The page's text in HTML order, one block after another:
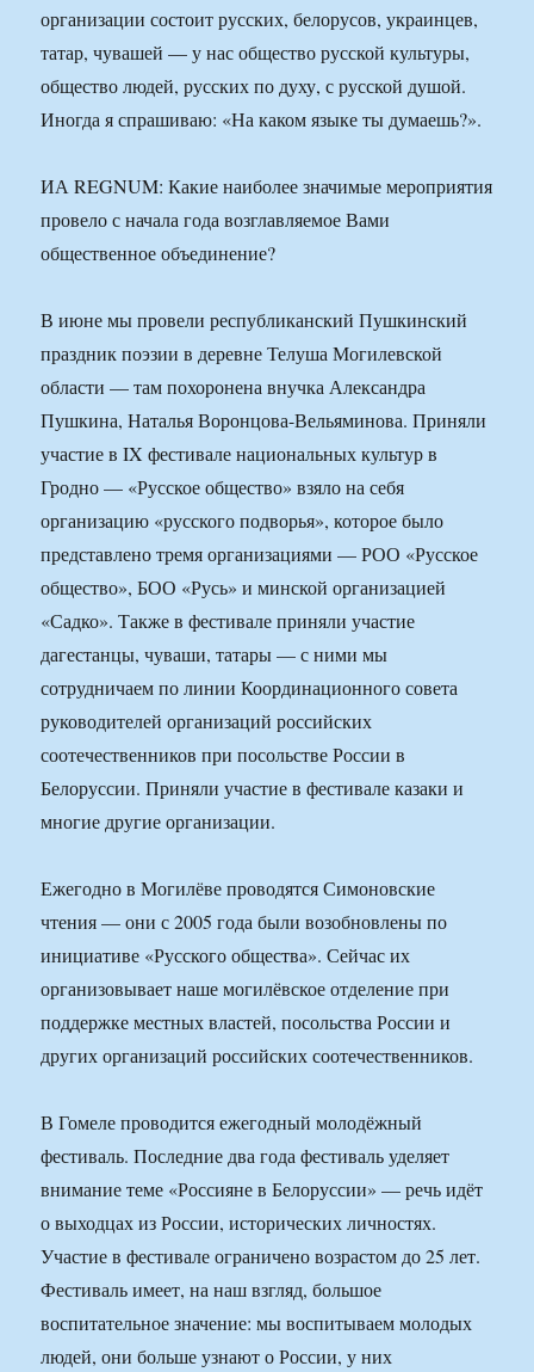
организации состоит русских, белорусов, украинцев,
татар, чувашей — у нас общество русской культуры,
общество людей, русских по духу, с русской душой.
Иногда я спрашиваю: «На каком языке ты думаешь?».
ИА REGNUM: Какие наиболее значимые мероприятия
провело с начала года возглавляемое Вами
общественное объединение?
В июне мы провели республиканский Пушкинский
праздник поэзии в деревне Телуша Могилевской
области — там похоронена внучка Александра
Пушкина, Наталья Воронцова-Вельяминова. Приняли
участие в IX фестивале национальных культур в
Гродно — «Русское общество» взяло на себя
организацию «русского подворья», которое было
представлено тремя организациями — РОО «Русское
общество», БОО «Русь» и минской организацией
«Садко». Также в фестивале приняли участие
дагестанцы, чуваши, татары — с ними мы
сотрудничаем по линии Координационного совета
руководителей организаций российских
соотечественников при посольстве России в
Белоруссии. Приняли участие в фестивале казаки и
многие другие организации.
Ежегодно в Могилёве проводятся Симоновские
чтения — они с 2005 года были возобновлены по
инициативе «Русского общества». Сейчас их
организовывает наше могилёвское отделение при
поддержке местных властей, посольства России и
других организаций российских соотечественников.
В Гомеле проводится ежегодный молодёжный
фестиваль. Последние два года фестиваль уделяет
внимание теме «Россияне в Белоруссии» — речь идёт
о выходцах из России, исторических личностях.
Участие в фестивале ограничено возрастом до 25 лет.
Фестиваль имеет, на наш взгляд, большое
воспитательное значение: мы воспитываем молодых
людей, они больше узнают о России, у них